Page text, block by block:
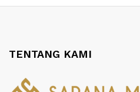
TENTANG KAMI